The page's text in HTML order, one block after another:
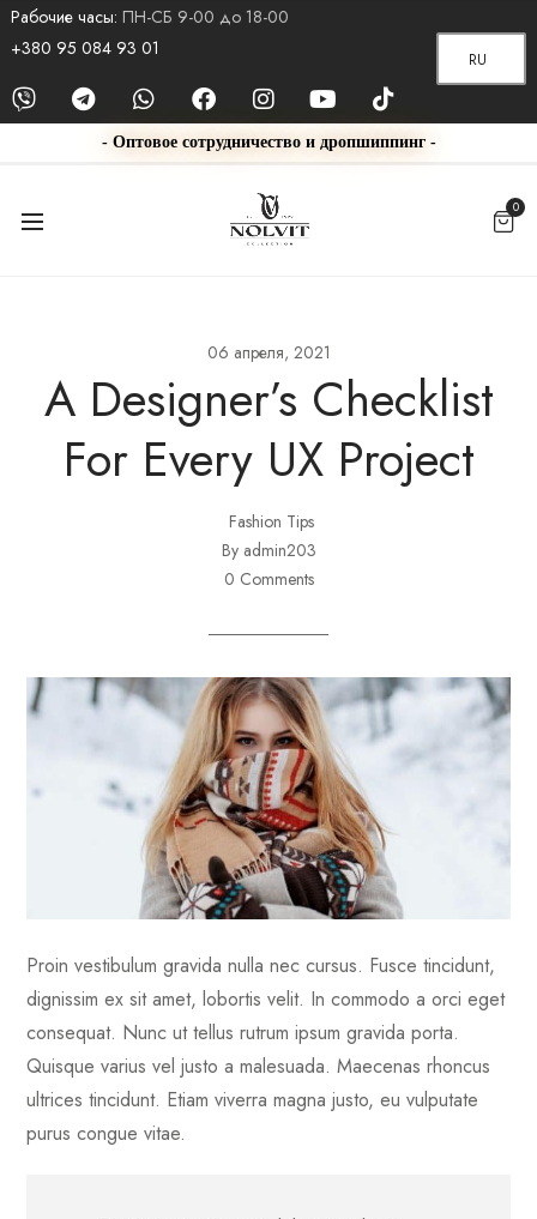
Рабочие часы: ПН-СБ 9-00 до 18-00
RU
+380 95 084 93 01
- Оптовое сотрудничество и дропшиппинг -
0
06 апреля, 2021
A Designer’s Checklist
For Every UX Project
Fashion Tips
By admin203
0 Comments
Proin vestibulum gravida nulla nec cursus. Fusce tincidunt,
dignissim ex sit amet, lobortis velit. In commodo a orci eget
consequat. Nunc ut tellus rutrum ipsum gravida porta.
Quisque varius vel justo a malesuada. Maecenas rhoncus
ultrices tincidunt. Etiam viverra magna justo, eu vulputate
purus congue vitae.